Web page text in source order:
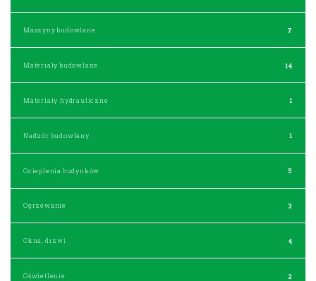
Maszyny budowlane 7
Materiały budowlane 14
Materiały hydrauliczne 1
Nadzór budowlany 1
Ocieplenia budynków 5
Ogrzewanie 3
Okna, drzwi 4
Oświetlenie 2